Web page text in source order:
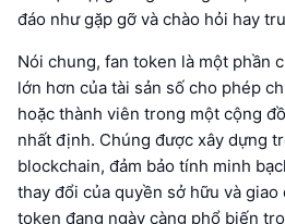
đáo như gặp gỡ và chào hỏi hay
Nói chung, fan token là một phần
lớn hơn của tài sản số cho phép
hoặc thành viên trong một cộng
nhất định. Chúng được xây dựng
blockchain, đảm bảo tính minh
thay đổi của quyền sở hữu và giao
token đang ngày càng phổ biến